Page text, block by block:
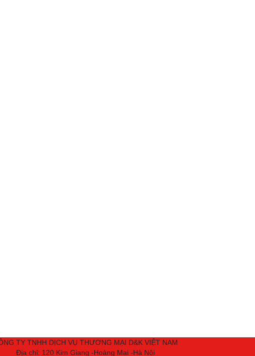
TY TNHH DỊCH VỤ THƯƠNG MẠI D&K VIỆT NAM
Địa chỉ: 120 Kim Giang -Hoàng Mai -Hà Nội